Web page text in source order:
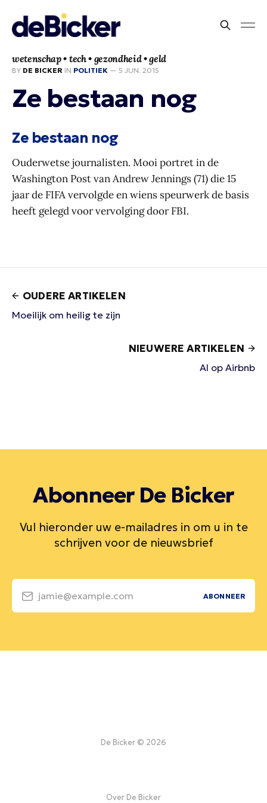
wetenschap • tech • gezondheid • geld
BY DE BICKER IN POLITIEK — 5 JUN. 2015
Ze bestaan nog
Ze bestaan nog
Ouderwetse journalisten. Mooi portret in de
Washington Post van Andrew Jennings (71) die 15
jaar de FIFA vervolgde en wiens speurwerk de basis
heeft gelegd voor vervolging door FBI.
OUDERE ARTIKELEN
Moeilijk om heilig te zijn
NIEUWERE ARTIKELEN
AI op Airbnb
Abonneer De Bicker
Vul hieronder uw e-mailadres in om u in te
schrijven voor de nieuwsbrief
jamie@example.com ABONNEER
De Bicker © 2026
Over De Bicker